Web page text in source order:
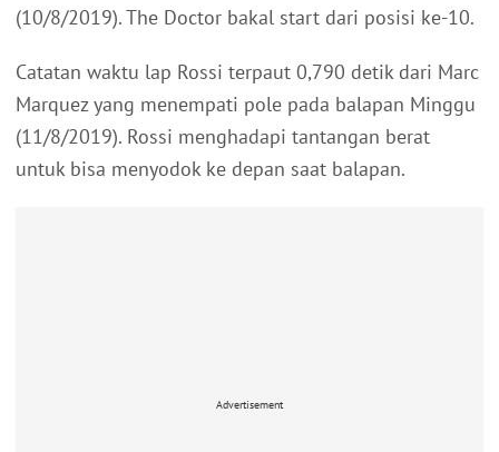
(10/8/2019). The Doctor bakal start dari posisi ke-10.
Catatan waktu lap Rossi terpaut 0,790 detik dari Marc
Marquez yang menempati pole pada balapan Minggu
(11/8/2019). Rossi menghadapi tantangan berat
untuk bisa menyodok ke depan saat balapan.
Advertisement